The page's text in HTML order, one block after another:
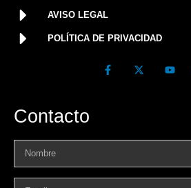
AVISO LEGAL
POLÍTICA DE PRIVACIDAD
Contacto